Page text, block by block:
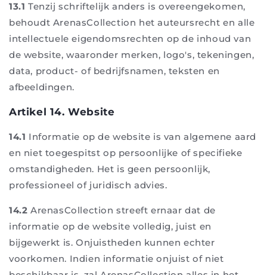
13.1 Tenzij schriftelijk anders is overeengekomen,
behoudt ArenasCollection het auteursrecht en alle
intellectuele eigendomsrechten op de inhoud van
de website, waaronder merken, logo's, tekeningen,
data, product- of bedrijfsnamen, teksten en
afbeeldingen.
Artikel 14. Website
14.1 Informatie op de website is van algemene aard
en niet toegespitst op persoonlijke of specifieke
omstandigheden. Het is geen persoonlijk,
professioneel of juridisch advies.
14.2 ArenasCollection streeft ernaar dat de
informatie op de website volledig, juist en
bijgewerkt is. Onjuistheden kunnen echter
voorkomen. Indien informatie onjuist of niet